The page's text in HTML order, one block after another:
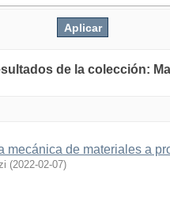
de la colección:
mecánica de materiales a
(2022-02-07)